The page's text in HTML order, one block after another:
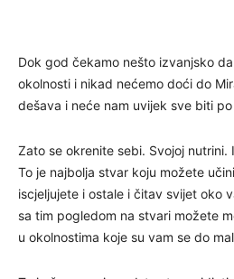
Dok god čekamo nešto izvanjsko
okolnosti i nikad nećemo doći do
dešava i neće nam uvijek sve biti
Zato se okrenite sebi. Svojoj
To je najbolja stvar koju možete
iscjeljujete i ostale i čitav svijet oko
sa tim pogledom na stvari možete
u okolnostima koje su vam se do